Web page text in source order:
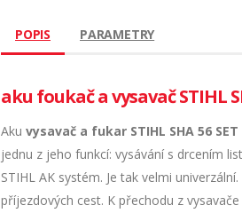
POPIS PARAMETRY
aku foukač a vysavač STIHL
Aku vysavač a fukar STIHL SHA 56 SET
jednu z jeho funkcí: vysávání s drcením
STIHL AK systém. Je tak velmi
příjezdových cest. K přechodu z